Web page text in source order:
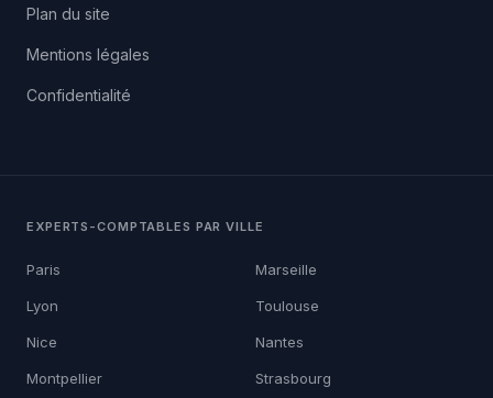
Plan du site
Mentions légales
Confidentialité
EXPERTS-COMPTABLES PAR VILLE
Paris Marseille
Lyon Toulouse
Nice Nantes
Montpellier Strasbourg